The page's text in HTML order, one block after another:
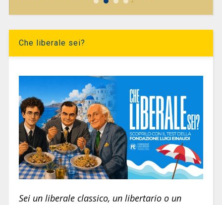
Che liberale sei?
Sei un liberale classico, un libertario o un